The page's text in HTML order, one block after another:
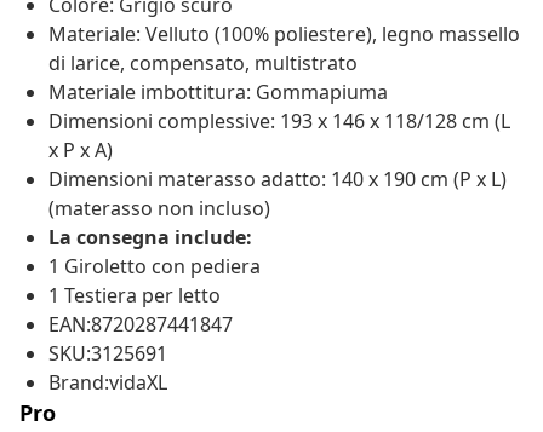
Materiale: Velluto (100% poliestere), legno massello
di larice, compensato, multistrato
Materiale imbottitura: Gommapiuma
Dimensioni complessive: 193 x 146 x 118/128 cm (L
x P x A)
Dimensioni materasso adatto: 140 x 190 cm (P x L)
(materasso non incluso)
La consegna include:
1 Giroletto con pediera
1 Testiera per letto
EAN:8720287441847
SKU:3125691
Brand:vidaXL
Pro